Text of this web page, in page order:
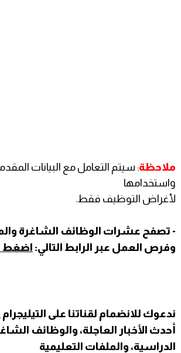
ملاحظة: سيتم التعامل مع البيانات
واستخدامها
لأغراض التوظيف فقط.
- تصفح عشرات الوظائف الشاغرة
وفرص العمل عبر الرابط التالي: اضغط
ندعوك للانضمام لقناتنا على التيليجرام
أحدث الأخبار العاجلة، والوظائف
الدراسية، والملفات التعليمية